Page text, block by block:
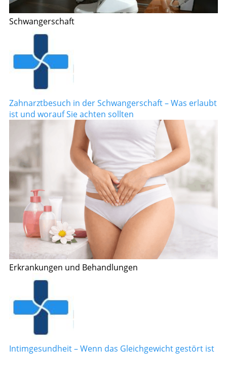
Schwangerschaft
Zahnarztbesuch in der Schwangerschaft – Was erlaubt
ist und worauf Sie achten sollten
Erkrankungen und Behandlungen
Intimgesundheit – Wenn das Gleichgewicht gestört ist